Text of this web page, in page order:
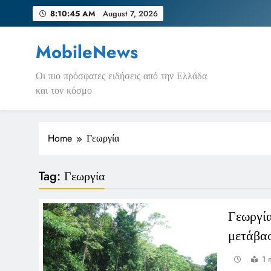
8:10:45 AM August 7, 2026
MobileNews
Οι πιο πρόσφατες ειδήσεις από την Ελλάδα
και τον κόσμο
Home Γεωργία
Tag: Γεωργία
1